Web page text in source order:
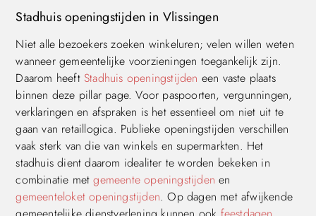
Stadhuis openingstijden in Vlissingen
Niet alle bezoekers zoeken winkeluren; velen willen weten
wanneer gemeentelijke voorzieningen toegankelijk zijn.
Daarom heeft Stadhuis openingstijden een vaste plaats
binnen deze pillar page. Voor paspoorten, vergunningen,
verklaringen en afspraken is het essentieel om niet uit te
gaan van retaillogica. Publieke openingstijden verschillen
vaak sterk van die van winkels en supermarkten. Het
stadhuis dient daarom idealiter te worden bekeken in
combinatie metgemeente openingstijden en
gemeenteloket openingstijden. Op dagen met afwijkende